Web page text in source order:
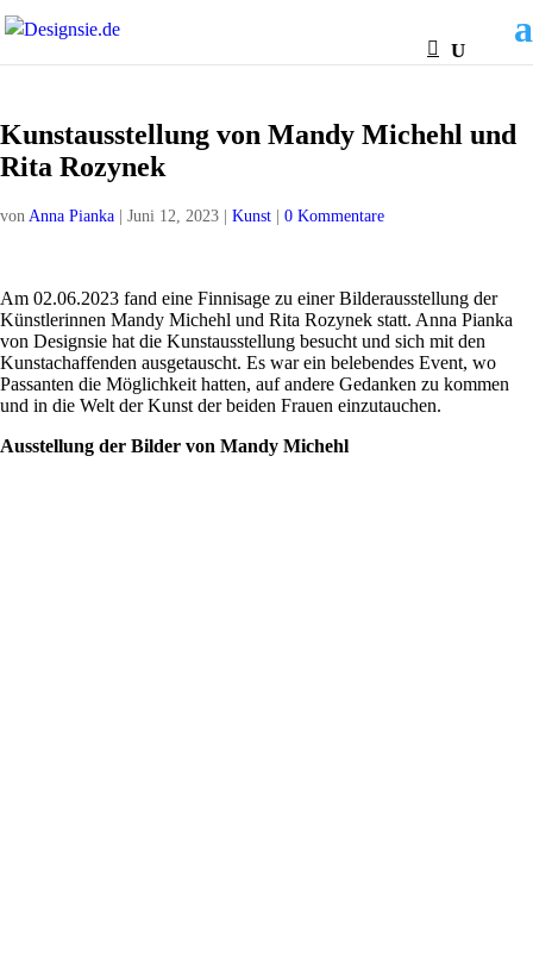
Kunstausstellung von Mandy Michehl und
Rita Rozynek
von Anna Pianka Juni 12, 2023 Kunst 0 Kommentare
Am 02.06.2023 fand eine Finnisage zu einer Bilderausstellung der
Künstlerinnen Mandy Michehl und Rita Rozynek statt. Anna Pianka
von Designsie hat die Kunstausstellung besucht und sich mit den
Kunstachaffenden ausgetauscht. Es war ein belebendes Event, wo
Passanten die Möglichkeit hatten, auf andere Gedanken zu kommen
und in die Welt der Kunst der beiden Frauen einzutauchen.
Ausstellung der Bilder von Mandy Michehl